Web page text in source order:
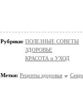
Рубрики: ПОЛЕЗНЫЕ СОВЕТЫ
ЗДОРОВЬЕ
КРАСОТА и УХОД
Метки: Рецепты здоровья